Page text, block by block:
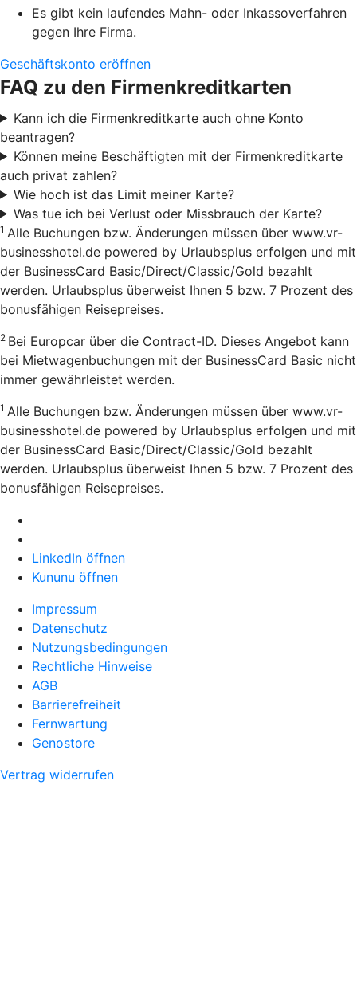
Es gibt kein laufendes Mahn- oder Inkassoverfahren
gegen Ihre Firma.
Geschäftskonto eröffnen
FAQ zu den Firmenkreditkarten
Kann ich die Firmenkreditkarte auch ohne Konto
beantragen?
Können meine Beschäftigten mit der Firmenkreditkarte
auch privat zahlen?
Wie hoch ist das Limit meiner Karte?
Was tue ich bei Verlust oder Missbrauch der Karte?
1 Alle Buchungen bzw. Änderungen müssen über www.vr-
businesshotel.de powered by Urlaubsplus erfolgen und mit
der BusinessCard Basic/Direct/Classic/Gold bezahlt
werden. Urlaubsplus überweist Ihnen 5 bzw. 7 Prozent des
bonusfähigen Reisepreises.
2 Bei Europcar über die Contract-ID. Dieses Angebot kann
bei Mietwagenbuchungen mit der BusinessCard Basic nicht
immer gewährleistet werden.
1 Alle Buchungen bzw. Änderungen müssen über www.vr-
businesshotel.de powered by Urlaubsplus erfolgen und mit
der BusinessCard Basic/Direct/Classic/Gold bezahlt
werden. Urlaubsplus überweist Ihnen 5 bzw. 7 Prozent des
bonusfähigen Reisepreises.
LinkedIn öffnen
Kununu öffnen
Impressum
Datenschutz
Nutzungsbedingungen
Rechtliche Hinweise
AGB
Barrierefreiheit
Fernwartung
Genostore
Vertrag widerrufen